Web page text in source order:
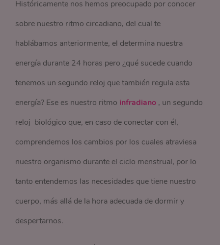
Históricamente nos hemos preocupado por conocer
sobre nuestro ritmo circadiano, del cual te
hablábamos anteriormente, el determina nuestra
energía durante 24 horas pero ¿qué sucede cuando
tenemos un segundo reloj que también regula esta
energía? Ese es nuestro ritmo infradiano , un segundo
reloj biológico que, en caso de conectar con él,
comprendemos los cambios por los cuales atraviesa
nuestro organismo durante el ciclo menstrual, por lo
tanto entendemos las necesidades que tiene nuestro
cuerpo, más allá de la hora adecuada de dormir y
despertarnos.